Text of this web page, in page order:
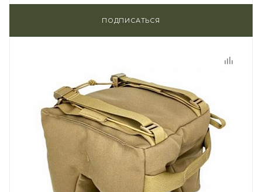
ПОДПИСАТЬСЯ